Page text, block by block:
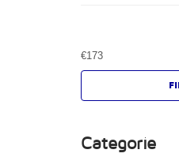
€173
Categorie